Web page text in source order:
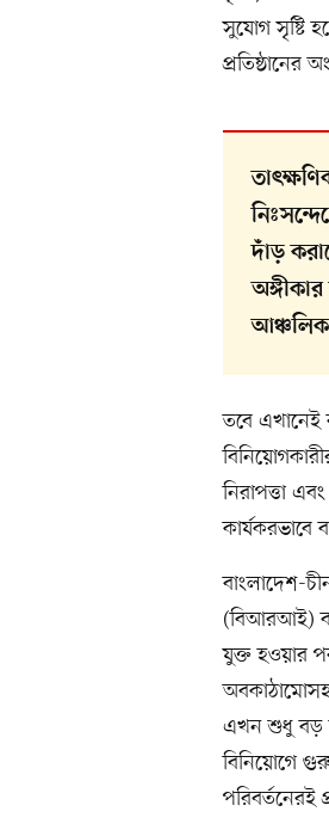
সুযোগ সৃষ্টি
প্রতিষ্ঠানের
দাঁড়
তবে এখানেই
নিরাপত্তা
কার্যকরভাবে
বাংলাদেশ-
(বিআরআই)
যুক্ত হওয়ার
অবকাঠামোসহ
এখন শুধু বড়
বিনিয়োগে
পরিবর্তনেরই